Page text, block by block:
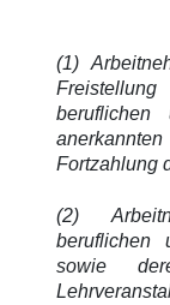
(1)
beruflichen
Fortzahlung
(2)
beruflichen
sowie